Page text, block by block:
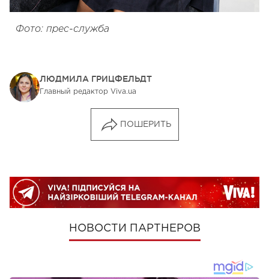
Фото: прес-служба
ЛЮДМИЛА ГРИЦФЕЛЬДТ
Главный редактор Viva.ua
ПОШЕРИТЬ
НОВОСТИ ПАРТНЕРОВ